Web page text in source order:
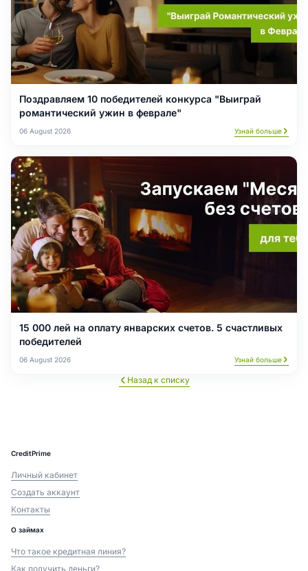
Поздравляем 10 победителей конкурса "Выиграй
романтический ужин в феврале"
06 August 2026 Узнай больше
15 000 лей на оплату январских счетов. 5 счастливых
победителей
06 August 2026 Узнай больше
Назад к списку
CreditPrime
Личный кабинет
Создать аккаунт
Контакты
О займах
Что такое кредитная линия?
Как получить деньги?